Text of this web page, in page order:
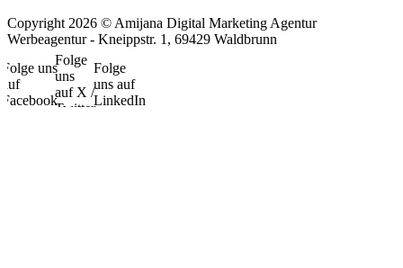
Copyright 2026 © Amijana Digital Marketing Agentur
Werbeagentur - Kneippstr. 1, 69429 Waldbrunn
Folge uns
auf
Facebook
Folge
uns
auf X /
Twitter
Folge
uns auf
LinkedIn